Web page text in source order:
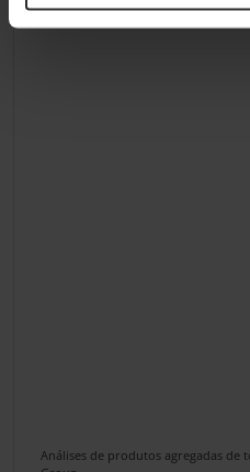
Análises de produtos agregadas de